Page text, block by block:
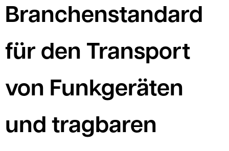
Branchenstandard
für den Transport
von Funkgeräten
und tragbaren